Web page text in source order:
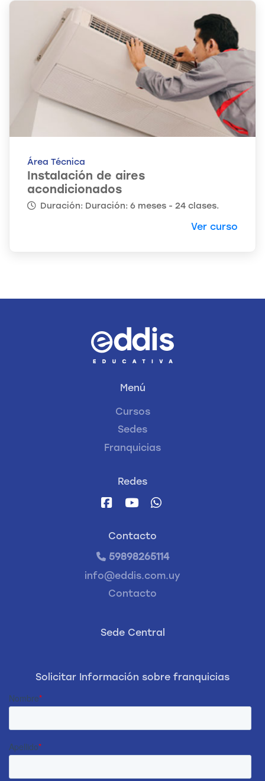
Área Técnica
Instalación de aires
acondicionados
Duración: Duración: 6 meses - 24 clases.
Ver curso
Menú
Cursos
Sedes
Franquicias
Redes
Contacto
59898265114
info@eddis.com.uy
Contacto
Sede Central
Solicitar Información sobre franquicias